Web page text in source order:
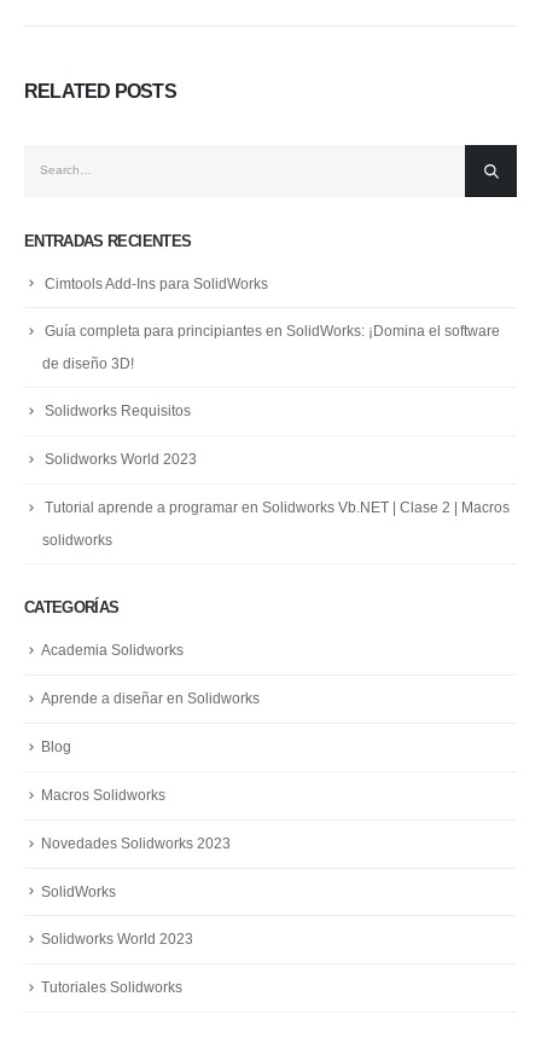
RELATED POSTS
ENTRADAS RECIENTES
Cimtools Add-Ins para SolidWorks
Guía completa para principiantes en SolidWorks: ¡Domina el software
de diseño 3D!
Solidworks Requisitos
Solidworks World 2023
Tutorial aprende a programar en Solidworks Vb.NET | Clase 2 | Macros
solidworks
CATEGORÍAS
Academia Solidworks
Aprende a diseñar en Solidworks
Blog
Macros Solidworks
Novedades Solidworks 2023
SolidWorks
Solidworks World 2023
Tutoriales Solidworks